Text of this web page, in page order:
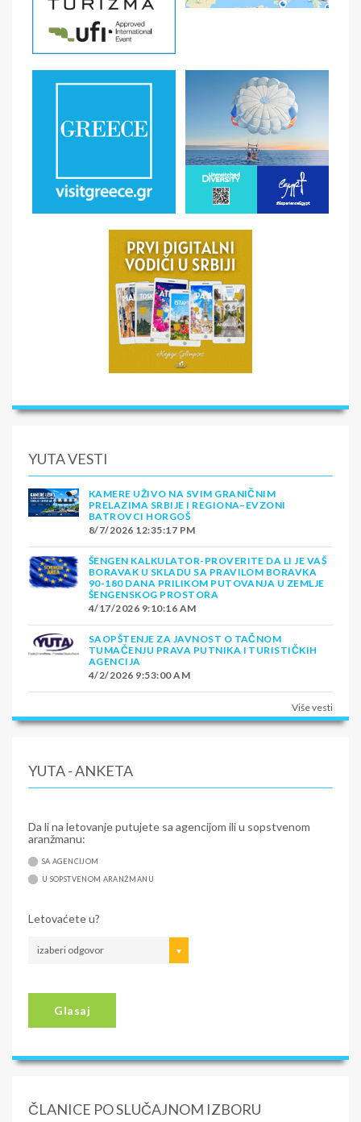
YUTA VESTI
KAMERE UŽIVO NA SVIM GRANIČNIM
PRELAZIMA SRBIJE I REGIONA–EVZONI
BATROVCI HORGOŠ
8/7/2026 12:35:17 PM
ŠENGEN KALKULATOR-PROVERITE DA LI JE VAŠ
BORAVAK U SKLADU SA PRAVILOM BORAVKA
90-180 DANA PRILIKOM PUTOVANJA U ZEMLJE
ŠENGENSKOG PROSTORA
4/17/2026 9:10:16 AM
SAOPŠTENJE ZA JAVNOST O TAČNOM
TUMAČENJU PRAVA PUTNIKA I TURISTIČKIH
AGENCIJA
4/2/2026 9:53:00 AM
Više vesti
YUTA - ANKETA
Da li na letovanje putujete sa agencijom ili u sopstvenom
aranžmanu:
SA AGENCIJOM
U SOPSTVENOM ARANŽMANU
Letovaćete u?
izaberi odgovor
Glasaj
ČLANICE PO SLUČAJNOM IZBORU